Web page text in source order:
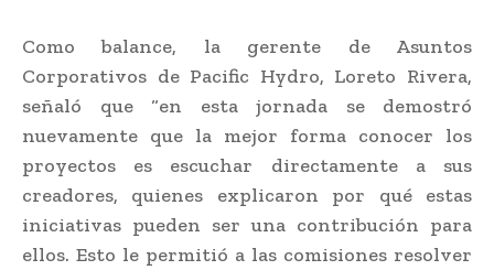
Como balance, la gerente de Asuntos
Corporativos de Pacific Hydro, Loreto Rivera,
señaló que “en esta jornada se demostró
nuevamente que la mejor forma conocer los
proyectos es escuchar directamente a sus
creadores, quienes explicaron por qué estas
iniciativas pueden ser una contribución para
ellos. Esto le permitió a las comisiones resolver